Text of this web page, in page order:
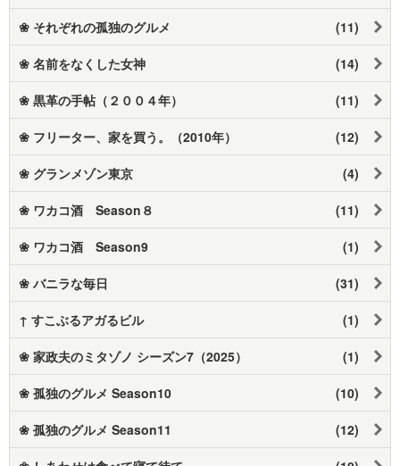
❀ それぞれの孤独のグルメ (11)
❀ 名前をなくした女神 (14)
❀ 黒革の手帖（２００４年） (11)
❀ フリーター、家を買う。（2010年） (12)
❀ グランメゾン東京 (4)
❀ ワカコ酒 Season８ (11)
❀ ワカコ酒 Season9 (1)
❀ バニラな毎日 (31)
↑ すこぶるアガるビル (1)
❀ 家政夫のミタゾノ シーズン7（2025） (1)
❀ 孤独のグルメ Season10 (10)
❀ 孤独のグルメ Season11 (12)